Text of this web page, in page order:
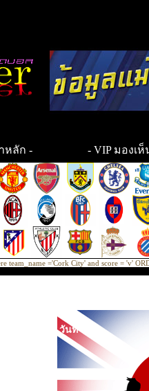
หลัก - - VIP มองเห็
team_name ='Cork City' and score = 'v'
วันที่